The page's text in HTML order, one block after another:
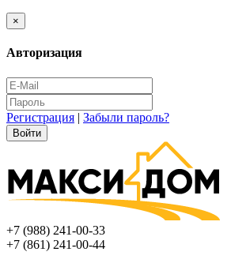
×
Авторизация
Регистрация | Забыли пароль?
+7 (988) 241-00-33
+7 (861) 241-00-44